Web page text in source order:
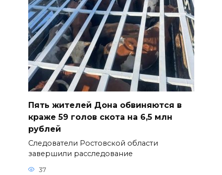
Пять жителей Дона обвиняются в
краже 59 голов скота на 6,5 млн
рублей
Следователи Ростовской области
завершили расследование
37